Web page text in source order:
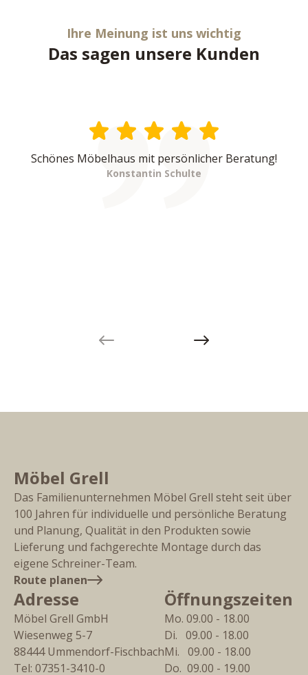
Ihre Meinung ist uns wichtig
Das sagen unsere Kunden
Schönes Möbelhaus mit persönlicher Beratung!
Konstantin Schulte
Next slide
Möbel Grell
Das Familienunternehmen Möbel Grell steht seit über
100 Jahren für individuelle und persönliche Beratung
und Planung, Qualität in den Produkten sowie
Lieferung und fachgerechte Montage durch das
eigene Schreiner-Team.
Route planen
Adresse
Möbel Grell GmbH
Wiesenweg 5-7
88444 Ummendorf-Fischbach
Tel: 07351-3410-0
Öffnungszeiten
Mo. 09.00 - 18.00
Di.   09.00 - 18.00
Mi.   09.00 - 18.00
Do.  09.00 - 19.00